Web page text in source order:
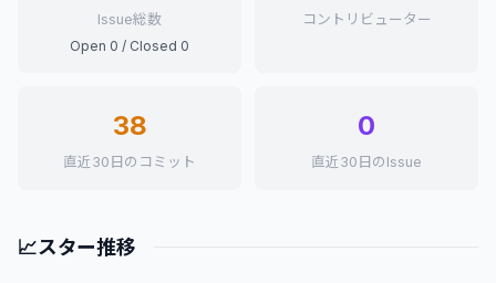
Issue総数
Open 0 / Closed 0
コントリビューター
38
直近30日のコミット
0
直近30日のIssue
📈スター推移